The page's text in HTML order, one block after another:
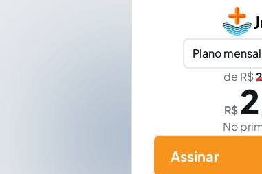
Plano mensal
de R$
R$
No
Assinar